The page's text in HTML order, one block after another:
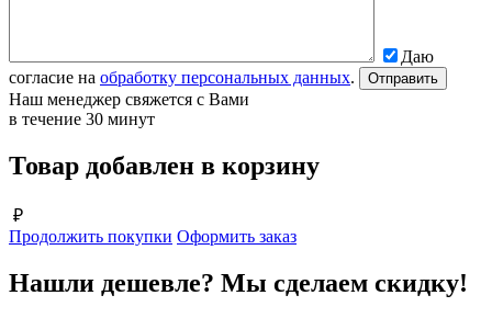
Даю
согласие на обработку персональных данных.
Наш менеджер свяжется с Вами
в течение 30 минут
Товар добавлен в корзину
₽
Продолжить покупки Оформить заказ
Нашли дешевле? Мы сделаем скидку!